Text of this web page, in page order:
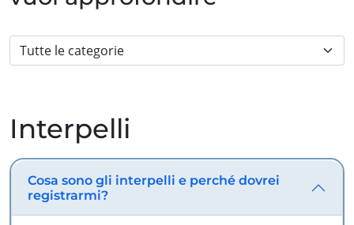
Interpelli
Cosa sono gli interpelli e perché dovrei
registrarmi?